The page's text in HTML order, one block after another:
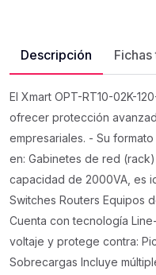
Descripción
El Xmart OPT-RT10-02K-
ofrecer protección
empresariales. - Su
en: Gabinetes de red
capacidad de 2000VA, es
Switches Routers Equipos
Cuenta con tecnología
voltaje y protege contra:
Sobrecargas Incluye